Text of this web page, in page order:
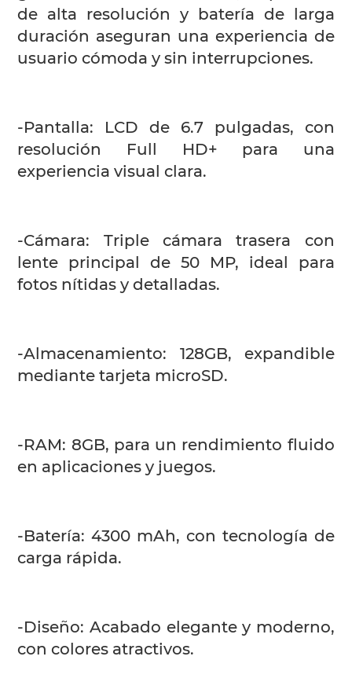
de alta resolución y batería de larga
duración aseguran una experiencia de
usuario cómoda y sin interrupciones.
-Pantalla: LCD de 6.7 pulgadas, con
resolución Full HD+ para una
experiencia visual clara.
-Cámara: Triple cámara trasera con
lente principal de 50 MP, ideal para
fotos nítidas y detalladas.
-Almacenamiento: 128GB, expandible
mediante tarjeta microSD.
-RAM: 8GB, para un rendimiento fluido
en aplicaciones y juegos.
-Batería: 4300 mAh, con tecnología de
carga rápida.
-Diseño: Acabado elegante y moderno,
con colores atractivos.